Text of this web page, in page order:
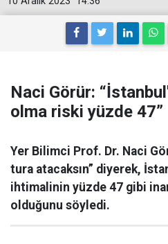
Naci Görür:
olma riski yüzde 47”
Yer Bilimci Prof. Dr. Naci
tura atacaksın” diyerek,
ihtimalinin yüzde 47 gibi
olduğunu söyledi.